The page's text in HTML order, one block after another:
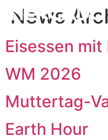
News
Eisessen mit
WM 2026
Muttertag-
Earth Hour